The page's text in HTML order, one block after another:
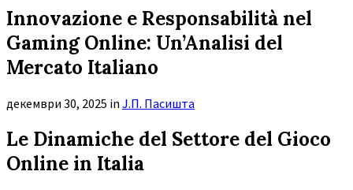
Innovazione e Responsabilità nel
Gaming Online: Un’Analisi del
Mercato Italiano
декември 30, 2025 in Ј.П. Пасишта
Le Dinamiche del Settore del Gioco
Online in Italia